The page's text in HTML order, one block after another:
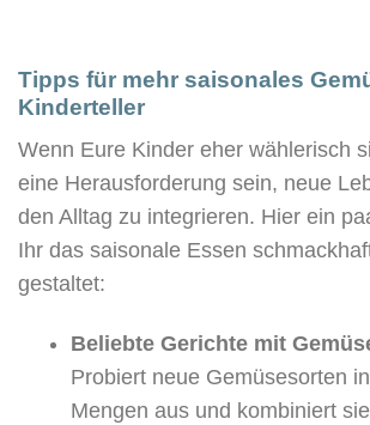
Tipps für mehr saisonales
Kinderteller
Wenn Eure Kinder eher wählerisch
eine Herausforderung sein, neue
den Alltag zu integrieren. Hier ein
Ihr das saisonale Essen
gestaltet:
Beliebte Gerichte mit
Probiert neue Gemüsesorten
Mengen aus und kombiniert